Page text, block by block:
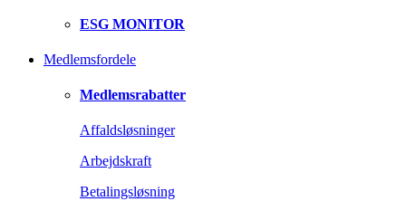
ESG MONITOR
Medlemsfordele
Medlemsrabatter
Affaldsløsninger
Arbejdskraft
Betalingsløsning